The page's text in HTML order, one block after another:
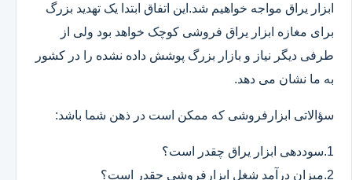
ابزار یراق مواجه خواهیم شد.این اتفاق ابتدا یک تهدید بزرگ
برای مغازه ابزار یراق فروشی کوچک خواهد بود ولی از
طرفی دیگر نیاز و بازار بزرگ پوشش داده نشده را در کشور
به ما نشان می دهد.
سؤالاتی ابزارفروشی که ممکن است در ذهن شما باشد:
1.سوددهی ابزار یراق چقدر است؟
2.میزان درآمد شغل ابزارفروشی چقدر است؟